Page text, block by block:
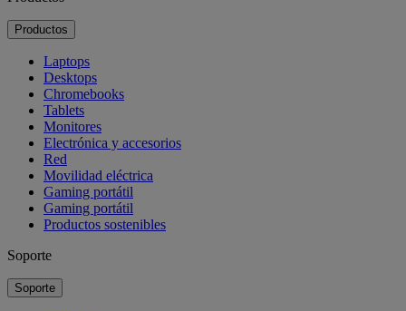
Productos
Laptops
Desktops
Chromebooks
Tablets
Monitores
Electrónica y accesorios
Red
Movilidad eléctrica
Gaming portátil
Gaming portátil
Productos sostenibles
Soporte
Soporte